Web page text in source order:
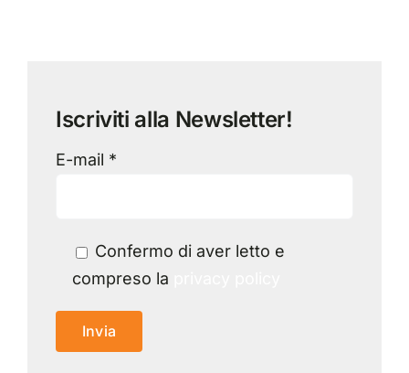
Iscriviti alla Newsletter!
E-mail *
Confermo di aver letto e
compreso la